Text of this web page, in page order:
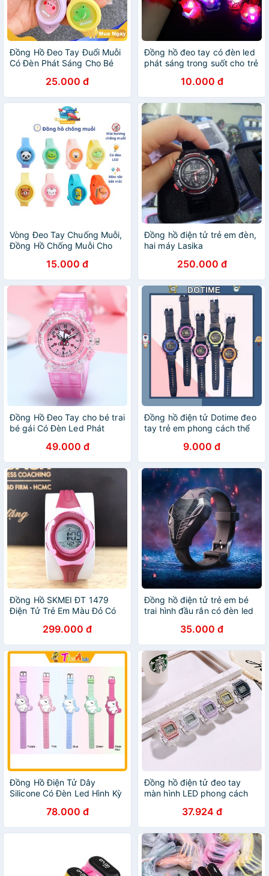
Đồng Hồ Đeo Tay Đuổi Muỗi
Có Đèn Phát Sáng Cho Bé
25.000 đ
Đồng hồ đeo tay có đèn led
phát sáng trong suốt cho trẻ
10.000 đ
Vòng Đeo Tay Chuống Muỗi,
Đồng Hồ Chống Muỗi Cho
15.000 đ
Đồng hồ điện tử trẻ em đèn,
hai máy Lasika
250.000 đ
Đồng Hồ Đeo Tay cho bé trai
bé gái Có Đèn Led Phát
có đèn sáng siêu dễ thương
49.000 đ
Đồng hồ điện tử Dotime đeo
tay trẻ em phong cách thể
9.000 đ
Đồng Hồ SKMEI ĐT 1479
Điện Tử Trẻ Em Màu Đỏ Có
12 Tháng299.000 đ
Đồng hồ điện tử trẻ em bé
trai hình đầu rắn có đèn led
35.000 đ
Đồng Hồ Điện Tử Dây
Silicone Có Đèn Led Hình Kỳ
Bé Gái E42878.000 đ
Đồng hồ điện tử đeo tay
màn hình LED phong cách
37.924 đ